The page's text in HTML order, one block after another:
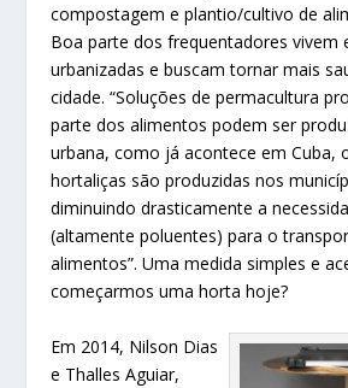
compostagem e plantio/cultivo de
Boa parte dos frequentadores vivem
urbanizadas e buscam tornar mais
cidade. “Soluções de permacultura
parte dos alimentos podem ser
urbana, como já acontece em Cuba,
hortaliças são produzidas nos
diminuindo drasticamente a
(altamente poluentes) para o
alimentos”. Uma medida simples e
começarmos uma horta hoje?
Em 2014, Nilson Dias
e Thalles Aguiar,